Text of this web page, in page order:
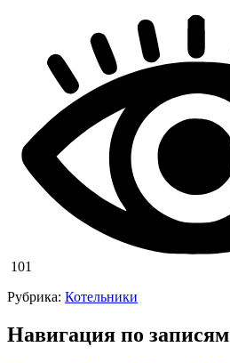
101
Рубрика: Котельники
Навигация по записям